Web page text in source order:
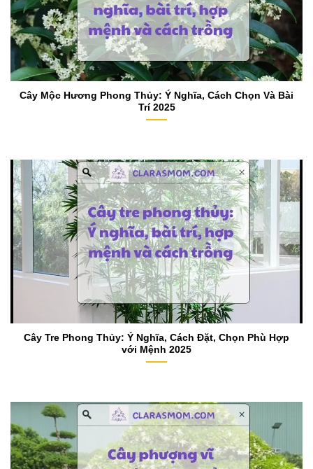
Cây Mộc Hương Phong Thủy: Ý Nghĩa, Cách Chọn Và Bài
Trí 2025
Cây Tre Phong Thủy: Ý Nghĩa, Cách Đặt, Chọn Phù Hợp
với Mệnh 2025